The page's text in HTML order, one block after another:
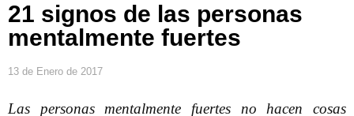
21 signos de las personas
mentalmente fuertes
13 de Enero de 2017
Las personas mentalmente fuertes no hacen cosas